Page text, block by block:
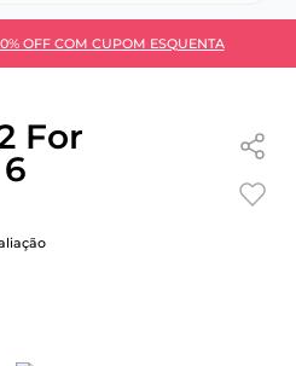
OFF COM CUPOM ESQUENTA
OFF + economia extra no
For